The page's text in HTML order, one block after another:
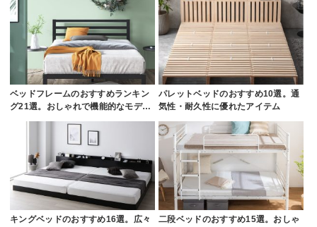
ベッドフレームのおすすめランキン
グ21選。おしゃれで機能的なモデ…
パレットベッドのおすすめ10選。通
気性・耐久性に優れたアイテム
キングベッドのおすすめ16選。広々
二段ベッドのおすすめ15選。おしゃ